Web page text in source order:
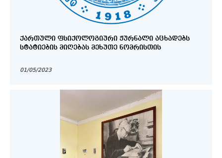
ᲥᲐᲠᲗᲣᲚᲘ ᲤᲡᲘᲥᲝᲚᲝᲒᲘᲣᲠᲘ ᲟᲣᲠᲜᲐᲚᲘ ᲐᲪᲮᲐᲓᲔᲑᲡ
ᲡᲢᲐᲢᲘᲔᲑᲘᲡ ᲛᲘᲦᲔᲑᲐᲡ ᲛᲔᲮᲣᲗᲔ ᲜᲝᲛᲠᲘᲡᲗᲘᲡ
01/05/2023